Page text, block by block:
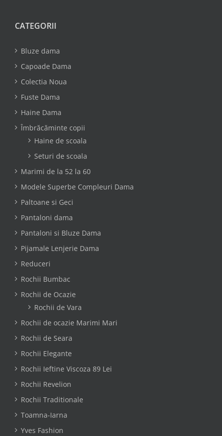
CATEGORII
Bluze dama
Capoade Dama
Colectia Noua
Fuste Dama
Haine Dama
Îmbrăcăminte copii
Haine de scoala
Seturi de scoala
Marimi de la 52 la 60
Modele Superbe Compleuri Dama
Paltoane si Geci
Pantaloni dama
Pantaloni si Bluze Dama
Pijamale Lenjerie Dama
Reduceri
Rochii Bumbac
Rochii de Ocazie
Rochii de Vara
Rochii de ocazie Marimi Mari
Rochii de Seara
Rochii Elegante
Rochii Ieftine Viscoza 89 Lei
Rochii Revelion
Rochii Traditionale
Toamna-Iarna
Yves Fashion